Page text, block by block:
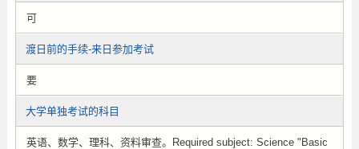
可
渡日前的手续-来日参加考试
要
大学单独考试的科目
英语、数学、理科、资料审查。Required subject: Science "Basic